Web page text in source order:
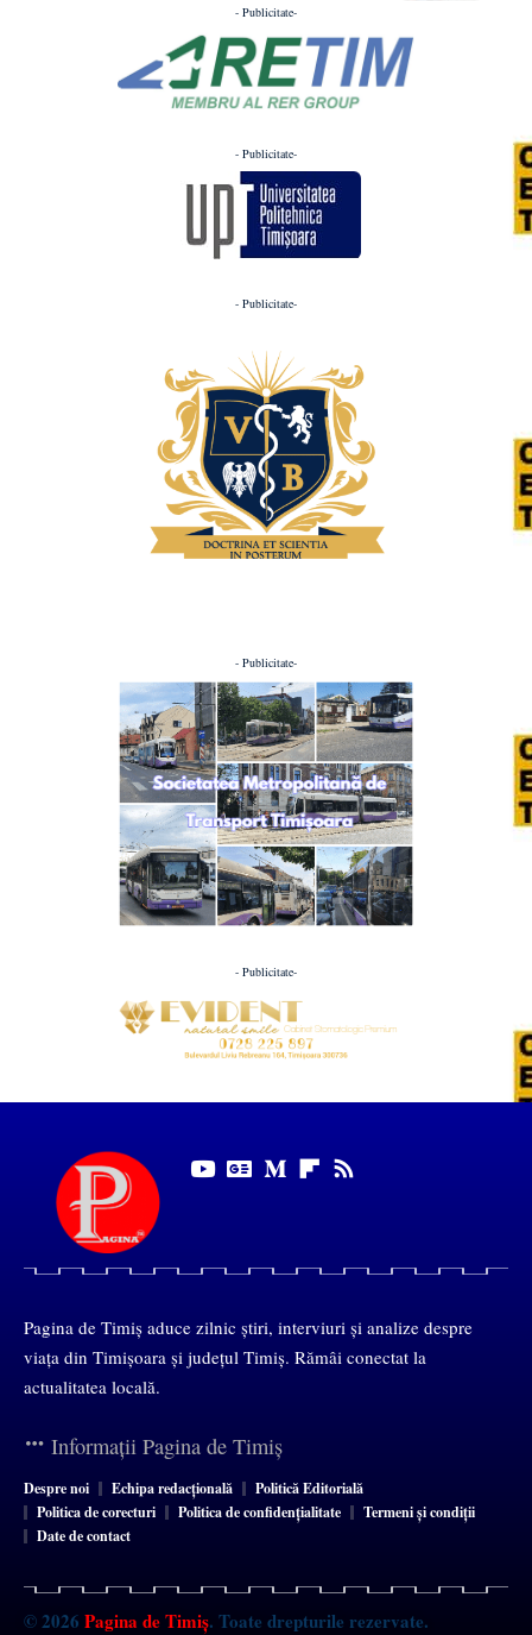
- Publicitate-
- Publicitate-
- Publicitate-
- Publicitate-
- Publicitate-
Pagina de Timiș aduce zilnic știri, interviuri și analize despre
viața din Timișoara și județul Timiș. Rămâi conectat la
actualitatea locală.
Informații Pagina de Timiș
Despre noi Echipa redacțională
Politică Editorială
Politica de corecturi
Politica de confidențialitate
Termeni și condiții
Date de contact
© 2026 Pagina de Timiș. Toate drepturile rezervate.